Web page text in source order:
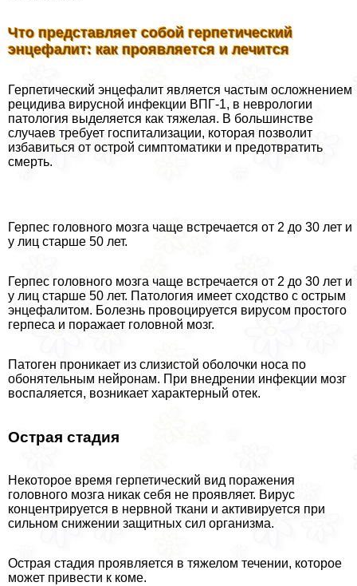
Что представляет собой герпетический
энцефалит: как проявляется и лечится
Герпетический энцефалит является частым осложнением
рецидива вирусной инфекции ВПГ-1, в неврологии
патология выделяется как тяжелая. В большинстве
случаев требует госпитализации, которая позволит
избавиться от острой симптоматики и предотвратить
cмepть.
Герпес головного мозга чаще встречается от 2 до 30 лет и
у лиц старше 50 лет.
Герпес головного мозга чаще встречается от 2 до 30 лет и
у лиц старше 50 лет. Патология имеет сходство с острым
энцефалитом. Болезнь провоцируется вирусом простого
гepпeса и поражает головной мозг.
Патоген проникает из слизистой оболочки носа по
обонятельным нейронам. При внедрении инфекции мозг
воспаляется, возникает хаpaктерный отек.
Острая стадия
Некоторое время герпетический вид поражения
головного мозга никак себя не проявляет. Вирус
концентрируется в нервной ткани и активируется при
сильном снижении защитных сил организма.
Острая стадия проявляется в тяжелом течении, которое
может привести к коме.